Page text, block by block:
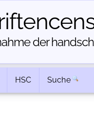
der
HSC Suche